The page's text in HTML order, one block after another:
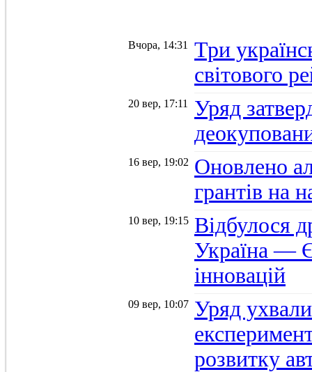
Вчора, 14:31
Три
світового
20 вер, 17:11
Уряд
16 вер, 19:02 Оновлено
грантів на
10 вер, 19:15 Відбулося
Україна —
інновацій
09 вер, 10:07 Уряд
розвитку